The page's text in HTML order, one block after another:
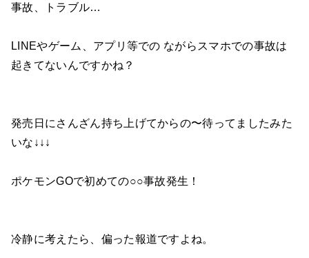
事故、トラブル…
LINEやゲーム、アプリ等での ながらスマホでの事故は
起きてないんですかね？
発売日にさんざん持ち上げてからの〜待ってましたみた
いな↓↓↓
ポケモンGOで初めての○○事故発生！
冷静に考えたら、偏った報道ですよね。